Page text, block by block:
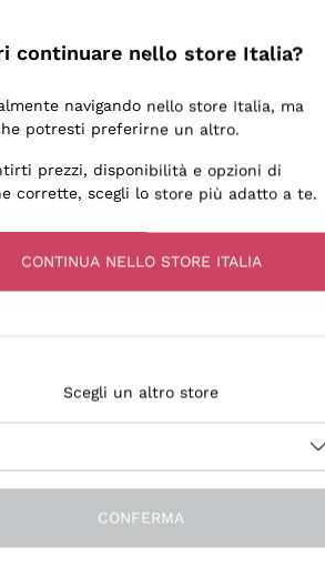
e con un ampio range di
Vini ben confezionati e protetti.
continuare nello store Italia?
navigando nello store Italia, ma
potresti preferirne un altro.
prezzi, disponibilità e opzioni di
corrette, scegli lo store più adatto a te.
CONTINUA NELLO STORE ITALIA
Scegli un altro store
CONFERMA